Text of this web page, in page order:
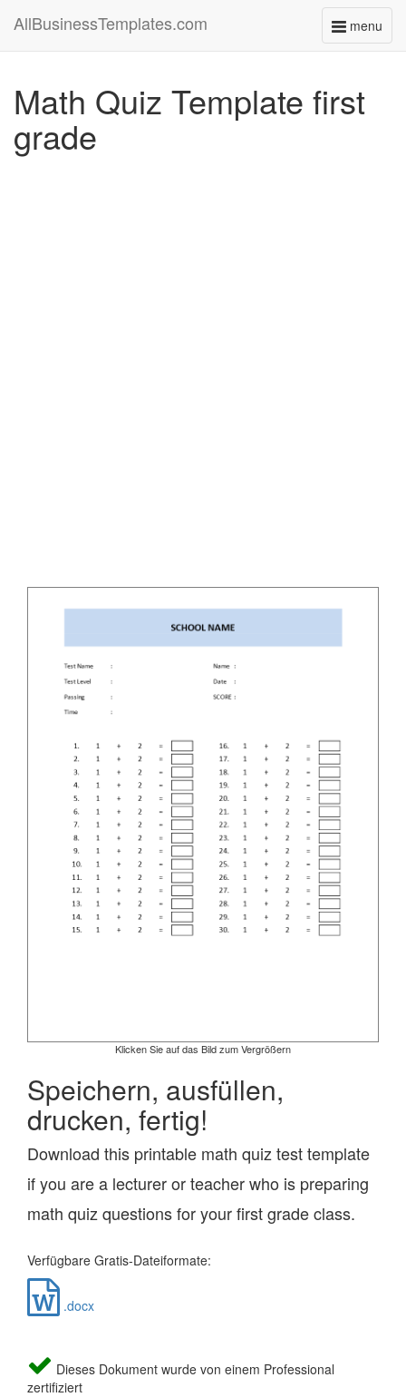
menu
Toggle
AllBusinessTemplates.com
Math Quiz Template first
grade
Klicken Sie auf das Bild zum Vergrößern
Speichern, ausfüllen,
drucken, fertig!
Download this printable math quiz test template
if you are a lecturer or teacher who is preparing
math quiz questions for your first grade class.
Verfügbare Gratis-Dateiformate:
.docx
Dieses Dokument wurde von einem Professional
zertifiziert